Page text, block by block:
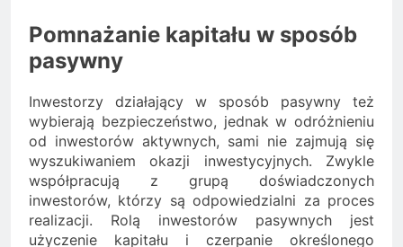
Pomnażanie kapitału w sposób
pasywny
Inwestorzy działający w sposób pasywny też
wybierają bezpieczeństwo, jednak w odróżnieniu
od inwestorów aktywnych, sami nie zajmują się
wyszukiwaniem okazji inwestycyjnych. Zwykle
współpracują z grupą doświadczonych
inwestorów, którzy są odpowiedzialni za proces
realizacji. Rolą inwestorów pasywnych jest
użyczenie kapitału i czerpanie określonego